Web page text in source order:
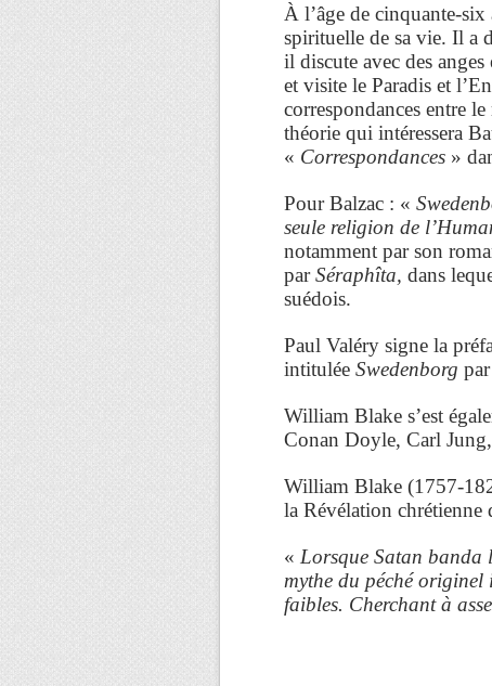
À l’âge de cinquante-six
spirituelle de sa vie. Il a
il discute avec des
et visite le Paradis et
correspondances entre
théorie qui intéressera
« Correspondances »
Pour Balzac : «
seule religion de
notamment par son
parSéraphîta, dans
suédois.
Paul Valéry signe la
intitulée Swedenborg
William Blake s’est
Conan Doyle, Carl
William Blake (1757-
la Révélation chrétienne
« Lorsque Satan banda
mythe du péché originel
faibles. Cherchant à